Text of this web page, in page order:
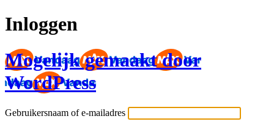
Inloggen
Mogelijk gemaakt door
WordPress
Gebruikersnaam of e-mailadres